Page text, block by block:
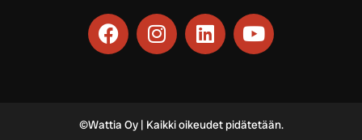
©Wattia Oy | Kaikki oikeudet pidätetään.